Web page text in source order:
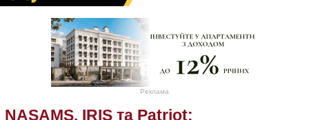
Реклама
NASAMS, IRIS та Patriot: